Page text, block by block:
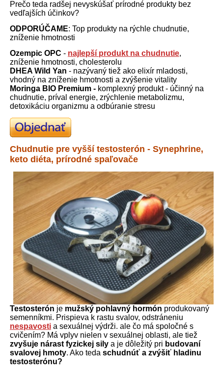
Prečo teda radšej nevyskúšať prírodné produkty bez
vedľajších účinkov?
ODPORÚČAME: Top produkty na rýchle chudnutie,
zníženie hmotnosti
Ozempic OPC - najlepší produkt na chudnutie,
zníženie hmotnosti, cholesterolu
DHEA Wild Yan - nazývaný tiež ako elixír mladosti,
vhodný na zníženie hmotnosti a zvýšenie vitality
Moringa BIO Premium - komplexný produkt - účinný na
chudnutie, príval energie, zrýchlenie metabolizmu,
detoxikáciu organizmu a odbúranie stresu
Chudnutie pre vyšší testosterón - Synephrine,
keto diéta, prírodné spaľovače
Testosterón je mužský pohlavný hormón produkovaný
semenníkmi. Prispieva k rastu svalov, odstráneniu
nespavosti a sexuálnej výdrži. ale čo má spoločné s
cvičením? Má vplyv nielen v sexuálnej oblasti, ale tiež
zvyšuje nárast fyzickej sily a je dôležitý pri budovaní
svalovej hmoty. Ako teda schudnúť a zvýšiť hladinu
testosterónu?